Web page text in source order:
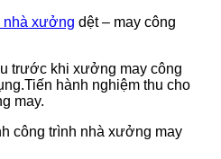
nhà xưởng dệt – may công
trước khi xưởng may công
hành nghiệm thu cho
may.
công trình nhà xưởng may